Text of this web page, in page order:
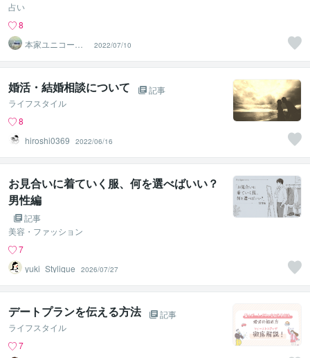
占い
8
本家ユニコーン
の使者桜10周年
ありがとう
2022/07/10
婚活・結婚相談について
記事
ライフスタイル
8
hiroshi0369
2022/06/16
お見合いに着ていく服、何を選べばいい？
男性編
記事
美容・ファッション
7
yuki_Stylique
2026/07/27
デートプランを伝える方法
記事
ライフスタイル
7